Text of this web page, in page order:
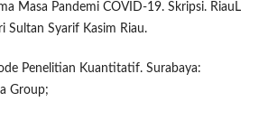
Masa Pandemi COVID-19. Skripsi. RiauL
Sultan Syarif Kasim Riau.
Penelitian Kuantitatif. Surabaya:
Group;